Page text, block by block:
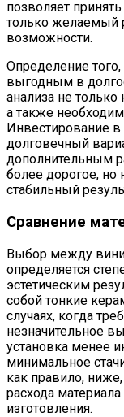
позволяет
только желаемый
возможности.
Определение
выгодным в
анализа не только
а также
Инвестирование
долговечный
дополнительным
более дорогое,
стабильный
Сравнение
Выбор между
определяется
эстетическим
собой тонкие
случаях, когда
незначительное
установка менее
минимальное
как правило,
расхода
изготовления.